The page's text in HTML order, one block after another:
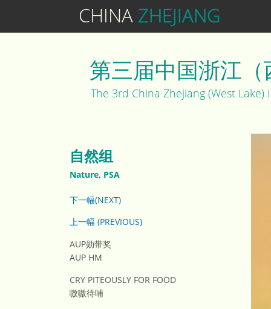
CHINA ZHEJIANG
第三届中国浙江
The 3rd China Zhejiang (West
自然组
Nature, PSA
下一幅(NEXT)
上一幅 (PREVIOUS)
AUP勋带奖
AUP HM
CRY PITEOUSLY FOR FOOD
嗷嗷待哺